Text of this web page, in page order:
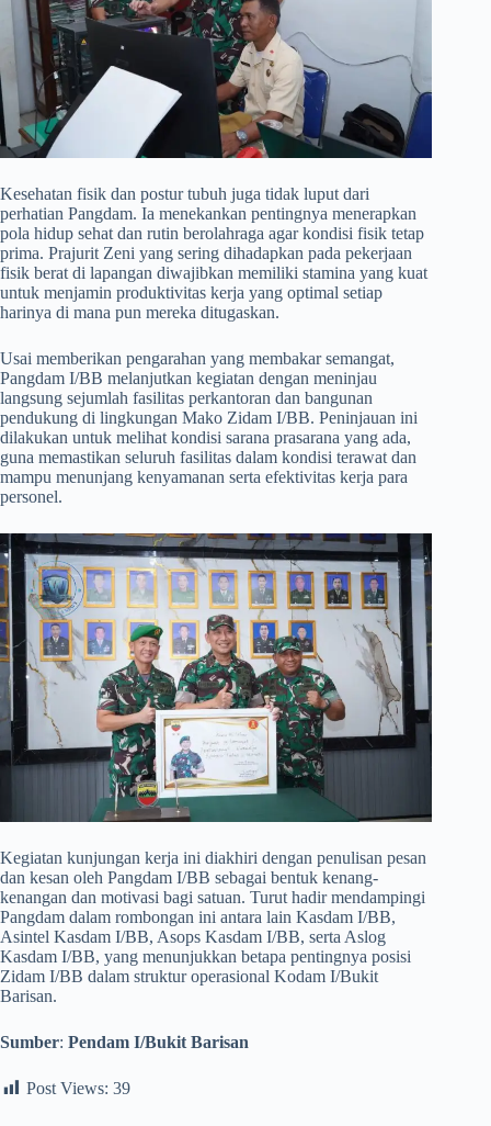
​Kesehatan fisik dan postur tubuh juga tidak luput dari
perhatian Pangdam. Ia menekankan pentingnya menerapkan
pola hidup sehat dan rutin berolahraga agar kondisi fisik tetap
prima. Prajurit Zeni yang sering dihadapkan pada pekerjaan
fisik berat di lapangan diwajibkan memiliki stamina yang kuat
untuk menjamin produktivitas kerja yang optimal setiap
harinya di mana pun mereka ditugaskan.
​Usai memberikan pengarahan yang membakar semangat,
Pangdam I/BB melanjutkan kegiatan dengan meninjau
langsung sejumlah fasilitas perkantoran dan bangunan
pendukung di lingkungan Mako Zidam I/BB. Peninjauan ini
dilakukan untuk melihat kondisi sarana prasarana yang ada,
guna memastikan seluruh fasilitas dalam kondisi terawat dan
mampu menunjang kenyamanan serta efektivitas kerja para
personel.
​Kegiatan kunjungan kerja ini diakhiri dengan penulisan pesan
dan kesan oleh Pangdam I/BB sebagai bentuk kenang-
kenangan dan motivasi bagi satuan. Turut hadir mendampingi
Pangdam dalam rombongan ini antara lain Kasdam I/BB,
Asintel Kasdam I/BB, Asops Kasdam I/BB, serta Aslog
Kasdam I/BB, yang menunjukkan betapa pentingnya posisi
Zidam I/BB dalam struktur operasional Kodam I/Bukit
Barisan.
Sumber: Pendam I/Bukit Barisan
Post Views: 39